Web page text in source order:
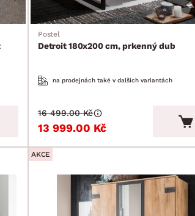
Postel
Detroit 180x200 cm, prkenný dub
na prodejnách také v dalších variantách
13 999.00 Kč
16 499.00 Kč
AKCE